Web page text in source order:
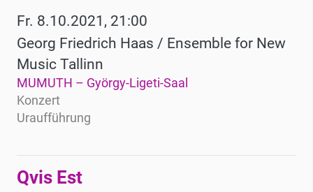
Fr. 8.10.2021, 21:00
Georg Friedrich Haas / Ensemble for New
Music Tallinn
MUMUTH – György-Ligeti-Saal
Konzert
Uraufführung
Qvis Est